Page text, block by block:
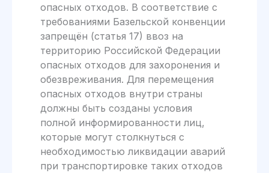
опасных отходов. В соответствие с
требованиями Базельской конвенции
запрещён (статья 17) ввоз на
территорию Российской Федерации
опасных отходов для захоронения и
обезвреживания. Для перемещения
опасных отходов внутри страны
должны быть созданы условия
полной информированности лиц,
которые могут столкнуться с
необходимостью ликвидации аварий
при транспортировке таких отходов